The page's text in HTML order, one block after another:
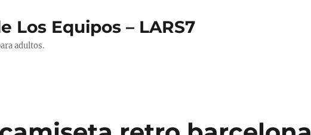
Los Equipos – LARS7
adultos.